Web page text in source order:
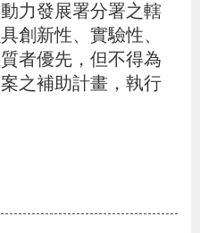
力發展署分署之轄
創新性、實驗性、
者優先，但不得為
之補助計畫，執行